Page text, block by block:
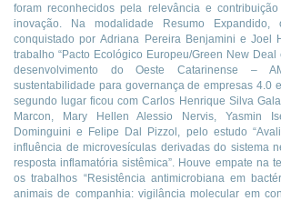
foram reconhecidos pela relevância e
inovação. Na modalidade Resumo
conquistado por Adriana Pereira Benjamini e Joel
trabalho “Pacto Ecológico Europeu/Green New
desenvolvimento do Oeste Catarinense –
sustentabilidade para governança de empresas 4.0
segundo lugar ficou com Carlos Henrique Silva
Marcon, Mary Hellen Alessio Nervis, Yasmin
Dominguini e Felipe Dal Pizzol, pelo estudo
influência de microvesículas derivadas do sistema
resposta inflamatória sistêmica”. Houve empate na
os trabalhos “Resistência antimicrobiana em
animais de companhia: vigilância molecular em